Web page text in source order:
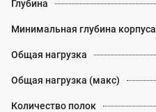
Глубина
Минимальная глубина корпуса
Общая нагрузка
Общая нагрузка (макс)
Количество полок